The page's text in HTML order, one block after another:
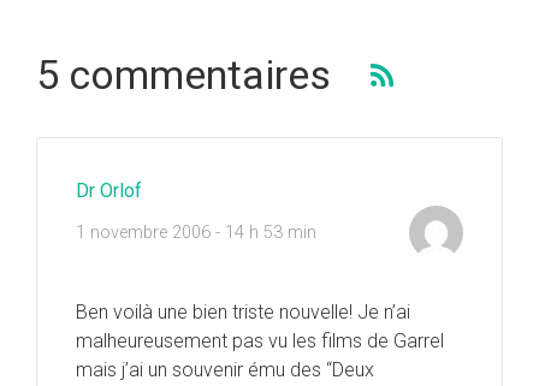
5 commentaires
Dr Orlof
1 novembre 2006 - 14 h 53 min
Ben voilà une bien triste nouvelle! Je n’ai
malheureusement pas vu les films de Garrel
mais j’ai un souvenir ému des “Deux